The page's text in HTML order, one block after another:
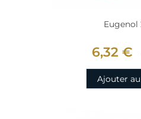
Eugenol
6,32 €
Ajouter